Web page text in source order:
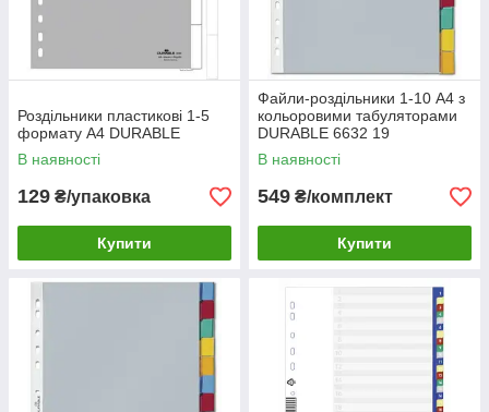
Роздільники пластикові 1-5
формату A4 DURABLE
В наявності
129 ₴/упаковка
Купити
Файли-роздільники 1-10 А4 з
кольоровими табуляторами
DURABLE 6632 19
В наявності
549 ₴/комплект
Купити